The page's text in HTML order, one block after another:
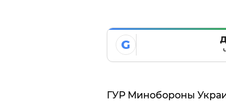
G
ГУР Минобороны